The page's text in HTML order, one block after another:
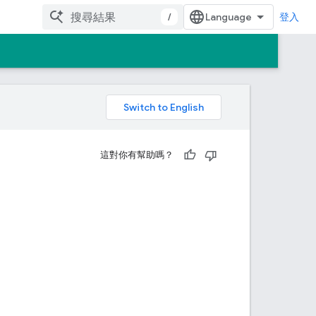
/ 登入
這對你有幫助嗎？